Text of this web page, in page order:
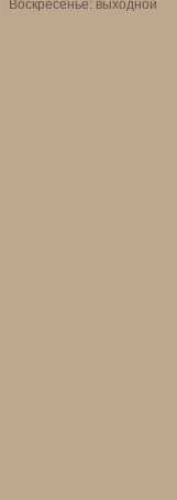
Воскресенье: выходной